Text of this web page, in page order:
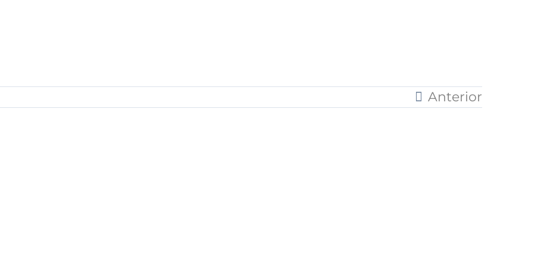
Anterior